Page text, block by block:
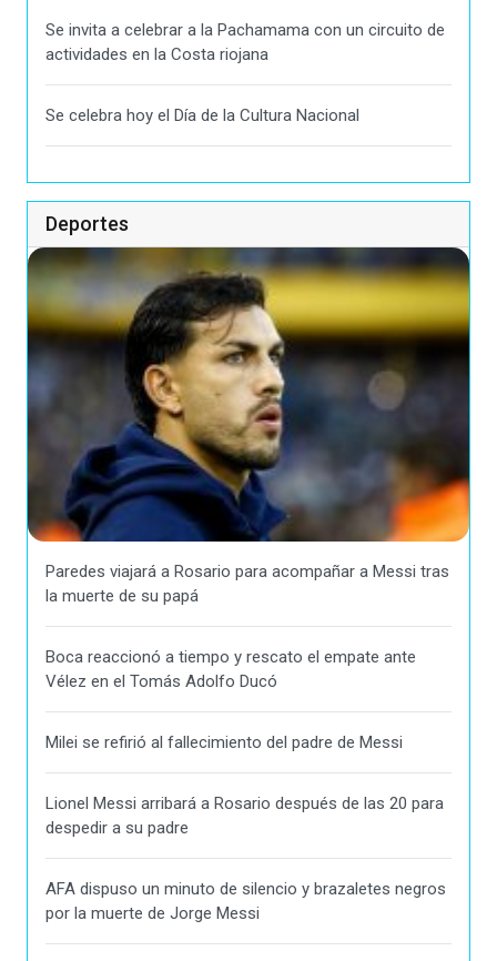
Se invita a celebrar a la Pachamama con un circuito de
actividades en la Costa riojana
Se celebra hoy el Día de la Cultura Nacional
Deportes
Paredes viajará a Rosario para acompañar a Messi tras
la muerte de su papá
Boca reaccionó a tiempo y rescato el empate ante
Vélez en el Tomás Adolfo Ducó
Milei se refirió al fallecimiento del padre de Messi
Lionel Messi arribará a Rosario después de las 20 para
despedir a su padre
AFA dispuso un minuto de silencio y brazaletes negros
por la muerte de Jorge Messi